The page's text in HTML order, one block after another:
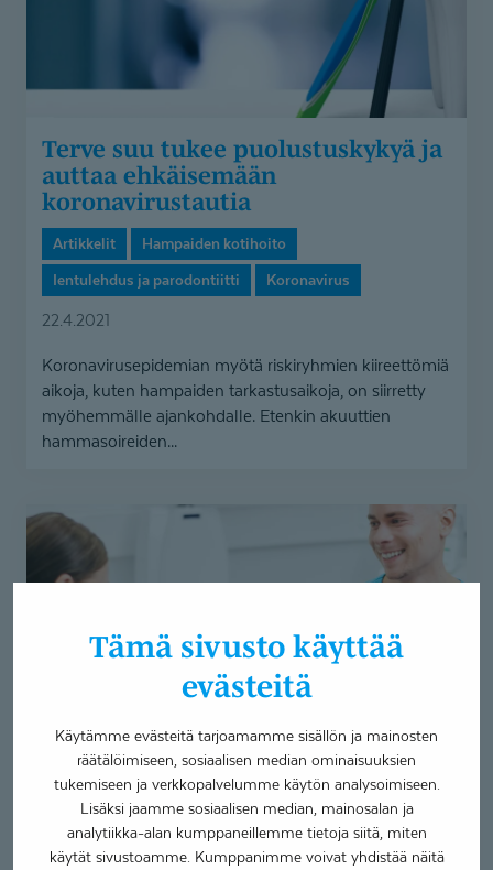
Tämä sivusto käyttää
evästeitä
Käytämme evästeitä tarjoamamme sisällön ja mainosten
räätälöimiseen, sosiaalisen median ominaisuuksien
tukemiseen ja verkkopalvelumme käytön analysoimiseen.
Lisäksi jaamme sosiaalisen median, mainosalan ja
analytiikka-alan kumppaneillemme tietoja siitä, miten
käytät sivustoamme. Kumppanimme voivat yhdistää näitä
Terve suu tukee puolustuskykyä ja
auttaa ehkäisemään
koronavirustautia
Artikkelit
Hampaiden kotihoito
Ientulehdus ja parodontiitti
Koronavirus
22.4.2021
Koronavirusepidemian myötä riskiryhmien kiireettömiä
aikoja, kuten hampaiden tarkastusaikoja, on siirretty
myöhemmälle ajankohdalle. Etenkin akuuttien
hammasoireiden...
Ientulehdus
ja
parodontiitti
kansansairaus
salakavala kansansairaus